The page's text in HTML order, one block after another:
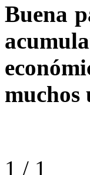
Buena
muchos
1 / 1